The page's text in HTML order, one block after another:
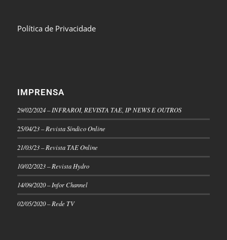
Política de Privacidade
IMPRENSA
29/02/2024 – INFRAROI, REVISTA TAE, IP NEWS E OUTROS
25/04/23 – Revista Síndico Online
21/03/23 – Revista TAE Online
10/02/2023 – Revista Hydro
14/09/2020 – Infor Channel
02/05/2020 – Rede TV